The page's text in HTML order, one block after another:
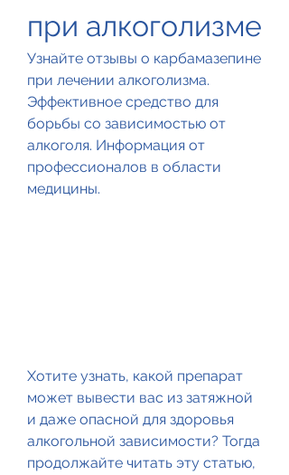
при алкоголизме
Узнайте отзывы о карбамазепине
при лечении алкоголизма.
Эффективное средство для
борьбы со зависимостью от
алкоголя. Информация от
профессионалов в области
медицины.
Хотите узнать, какой препарат
может вывести вас из затяжной
и даже опасной для здоровья
алкогольной зависимости? Тогда
продолжайте читать эту статью,